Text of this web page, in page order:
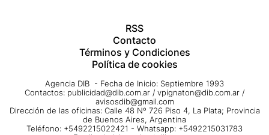
RSS
Contacto
Términos y Condiciones
Política de cookies
Agencia DIB - Fecha de Inicio: Septiembre 1993
Contactos: publicidad@dib.com.ar / vpignaton@dib.com.ar /
avisosdib@gmail.com
Dirección de las oficinas: Calle 48 Nº 726 Piso 4, La Plata; Provincia
de Buenos Aires, Argentina
Teléfono: +5492215022421 - Whatsapp: +5492215031783